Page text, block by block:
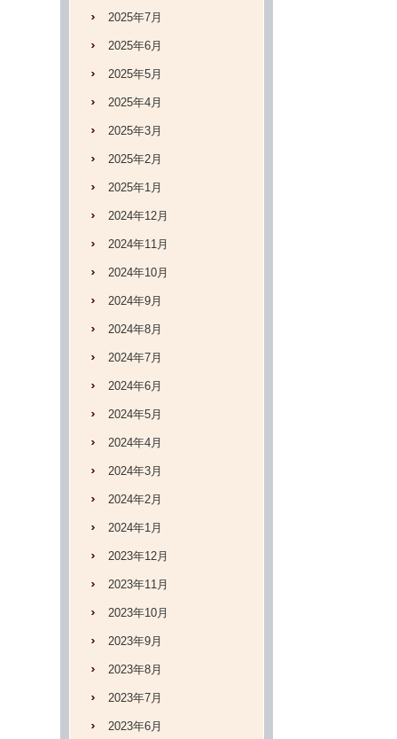
2025年7月
2025年6月
2025年5月
2025年4月
2025年3月
2025年2月
2025年1月
2024年12月
2024年11月
2024年10月
2024年9月
2024年8月
2024年7月
2024年6月
2024年5月
2024年4月
2024年3月
2024年2月
2024年1月
2023年12月
2023年11月
2023年10月
2023年9月
2023年8月
2023年7月
2023年6月